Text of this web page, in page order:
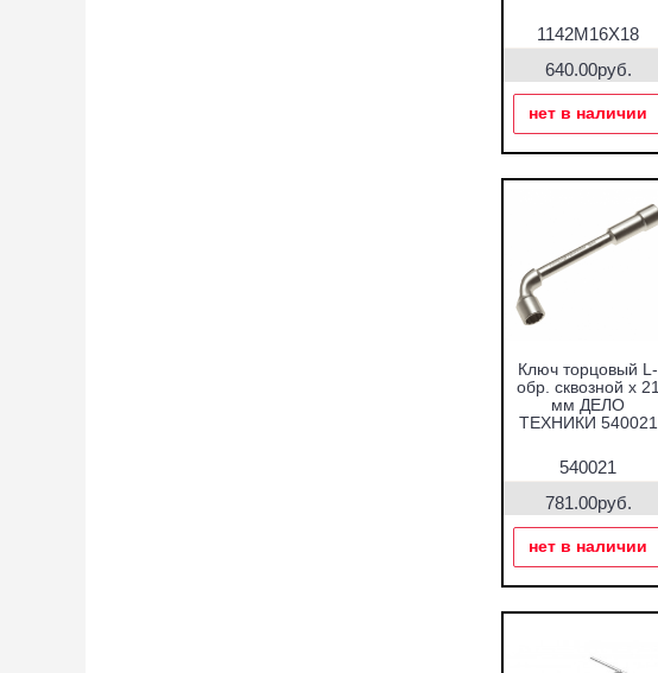
1142M16X18
640.00руб.
нет в наличии
Ключ торцовый L-
обр. сквозной х 21
мм ДЕЛО
ТЕХНИКИ 540021
540021
781.00руб.
нет в наличии